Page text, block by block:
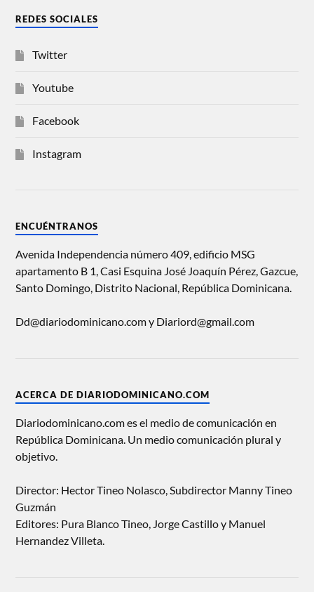
REDES SOCIALES
Twitter
Youtube
Facebook
Instagram
ENCUÉNTRANOS
Avenida Independencia número 409, edificio MSG
apartamento B 1, Casi Esquina José Joaquín Pérez, Gazcue,
Santo Domingo, Distrito Nacional, República Dominicana.
Dd@diariodominicano.com y Diariord@gmail.com
ACERCA DE DIARIODOMINICANO.COM
Diariodominicano.com es el medio de comunicación en
República Dominicana. Un medio comunicación plural y
objetivo.
Director: Hector Tineo Nolasco, Subdirector Manny Tineo
Guzmán
Editores: Pura Blanco Tineo, Jorge Castillo y Manuel
Hernandez Villeta.